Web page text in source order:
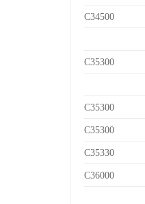
C34500
C35300
C35300
C35300
C35330
C36000